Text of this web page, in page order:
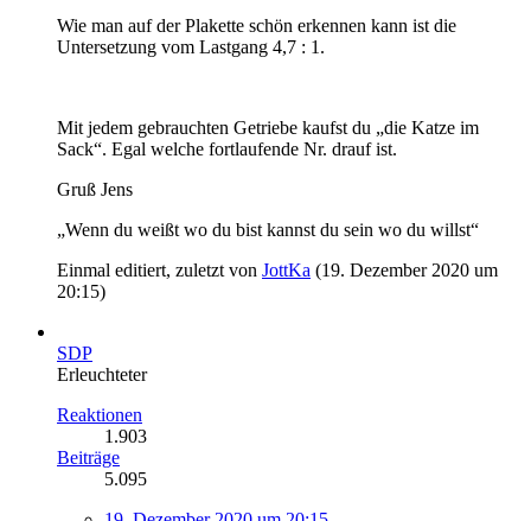
Wie man auf der Plakette schön erkennen kann ist die
Untersetzung vom Lastgang 4,7 : 1.
Mit jedem gebrauchten Getriebe kaufst du „die Katze im
Sack“. Egal welche fortlaufende Nr. drauf ist.
Gruß Jens
„Wenn du weißt wo du bist kannst du sein wo du willst“
Einmal editiert, zuletzt von JottKa (19. Dezember 2020 um
20:15)
SDP
Erleuchteter
Reaktionen
1.903
Beiträge
5.095